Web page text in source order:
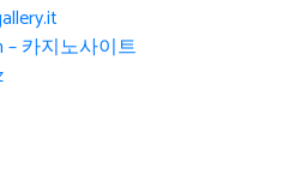
– 카지노사이트